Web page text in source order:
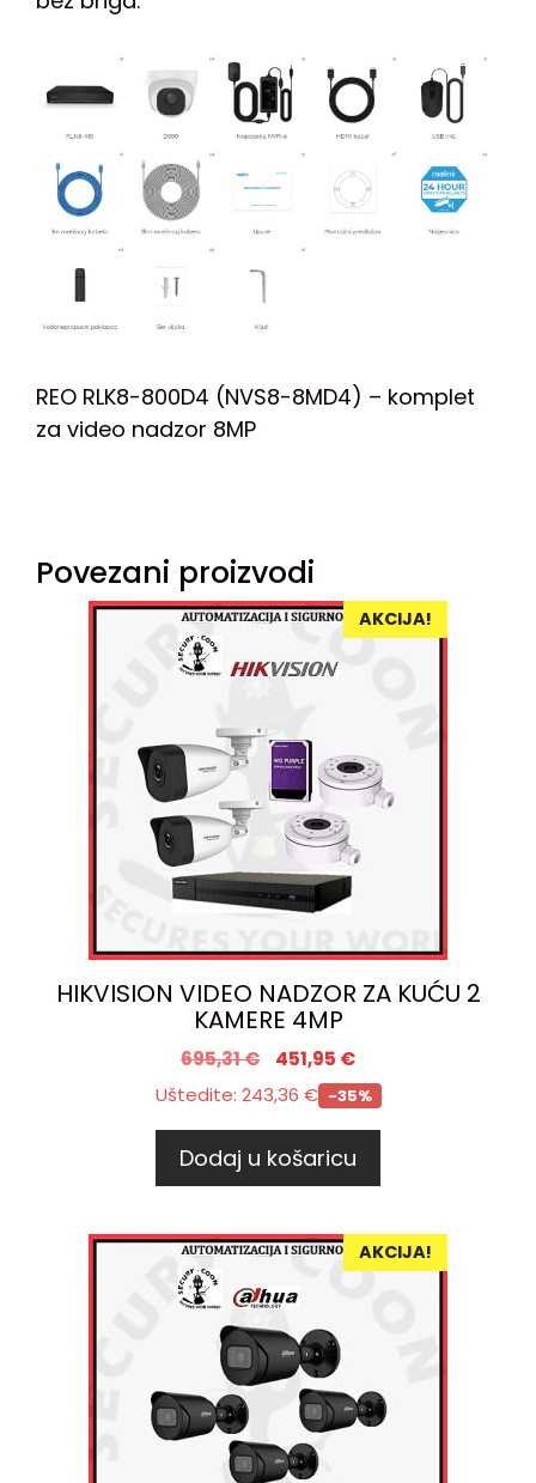
REO RLK8-800D4 (NVS8-8MD4) – komplet
za video nadzor 8MP
Povezani proizvodi
AKCIJA!
HIKVISION VIDEO NADZOR ZA KUĆU 2
KAMERE 4MP
695,31€ 451,95 €
Uštedite: 243,36 € -35%
Dodaj u košaricu
AKCIJA!